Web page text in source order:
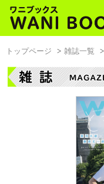
トップページ 雑誌一覧